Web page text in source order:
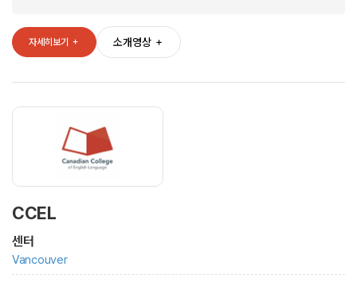
자세히보기 ＋ 소개영상 ＋
CCEL
센터
Vancouver